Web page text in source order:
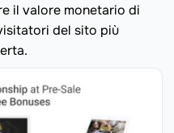
il valore monetario di
del sito più